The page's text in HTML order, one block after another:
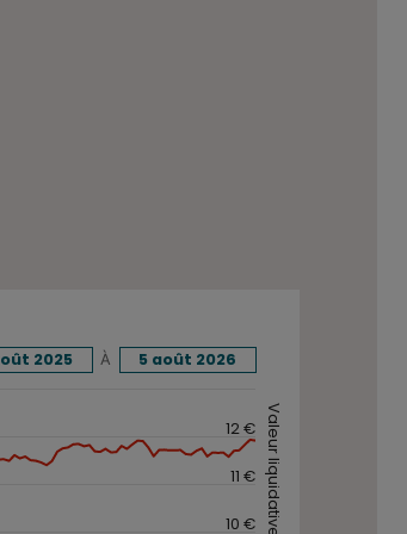
sur une période donnée.
Valeur liquidative (€)
2025 À 5 août 2026
10 €
11 €
12 €